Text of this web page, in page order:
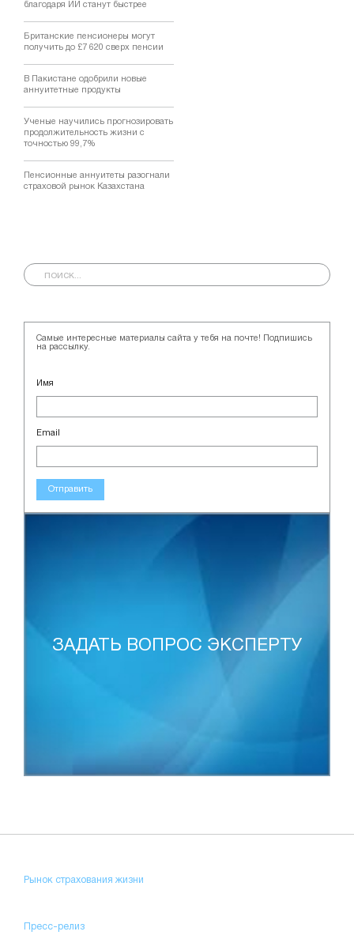
благодаря ИИ станут быстрее
Британские пенсионеры могут
получить до £7 620 сверх пенсии
В Пакистане одобрили новые
аннуитетные продукты
Ученые научились прогнозировать
продолжительность жизни с
точностью 99,7%
Пенсионные аннуитеты разогнали
страховой рынок Казахстана
Самые интересные материалы сайта у тебя на почте! Подпишись
на рассылку.
Имя
Email
Отправить
ЗАДАТЬ ВОПРОС ЭКСПЕРТУ
Рынок страхования жизни
Пресс-релиз